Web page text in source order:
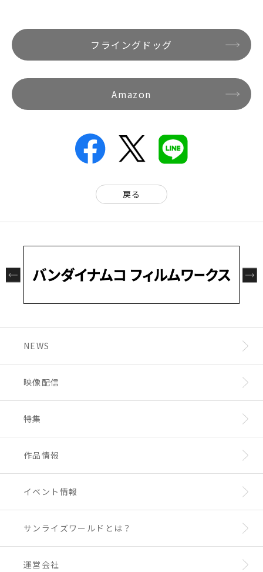
フライングドッグ
Amazon
戻る
NEWS
映像配信
特集
作品情報
イベント情報
サンライズワールドとは？
運営会社